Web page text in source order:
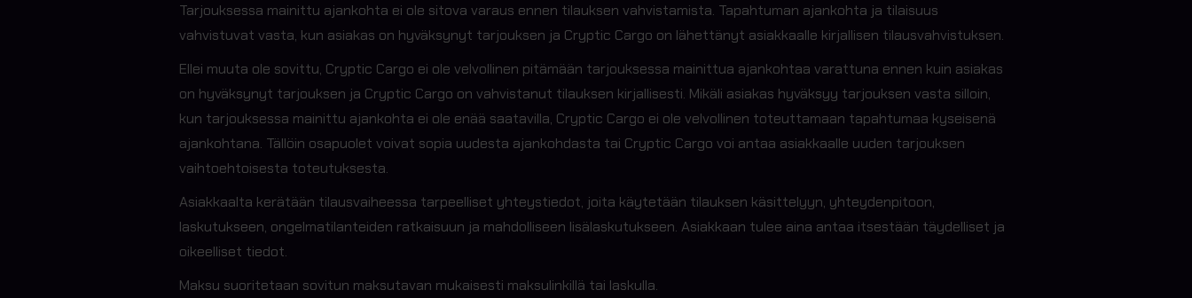
Tarjouksessa mainittu ajankohta ei ole sitova varaus ennen tilauksen vahvistamista. Tapahtuman ajankohta ja tilaisuus
vahvistuvat vasta, kun asiakas on hyväksynyt tarjouksen ja Cryptic Cargo on lähettänyt asiakkaalle kirjallisen tilausvahvistuksen.
Ellei muuta ole sovittu, Cryptic Cargo ei ole velvollinen pitämään tarjouksessa mainittua ajankohtaa varattuna ennen kuin asiakas
on hyväksynyt tarjouksen ja Cryptic Cargo on vahvistanut tilauksen kirjallisesti. Mikäli asiakas hyväksyy tarjouksen vasta silloin,
kun tarjouksessa mainittu ajankohta ei ole enää saatavilla, Cryptic Cargo ei ole velvollinen toteuttamaan tapahtumaa kyseisenä
ajankohtana. Tällöin osapuolet voivat sopia uudesta ajankohdasta tai Cryptic Cargo voi antaa asiakkaalle uuden tarjouksen
vaihtoehtoisesta toteutuksesta.
Asiakkaalta kerätään tilausvaiheessa tarpeelliset yhteystiedot, joita käytetään tilauksen käsittelyyn, yhteydenpitoon,
laskutukseen, ongelmatilanteiden ratkaisuun ja mahdolliseen lisälaskutukseen. Asiakkaan tulee aina antaa itsestään täydelliset ja
oikeelliset tiedot.
Maksu suoritetaan sovitun maksutavan mukaisesti maksulinkillä tai laskulla.